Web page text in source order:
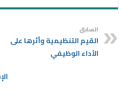
السابق
القيم التنظيمية وأثرها على
الأداء الوظيفي